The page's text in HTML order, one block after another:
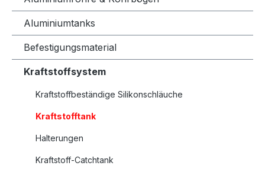
Aluminiumtanks
Befestigungsmaterial
Kraftstoffsystem
Kraftstoffbeständige Silikonschläuche
Kraftstofftank
Halterungen
Kraftstoff-Catchtank